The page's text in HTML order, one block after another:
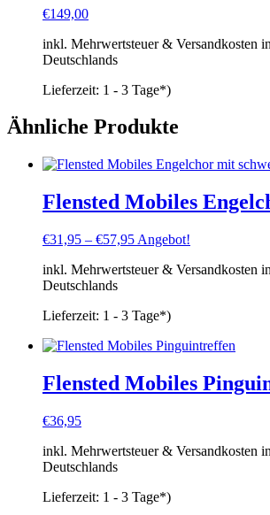
€149,00
inkl. Mehrwertsteuer & Versandkosten
Deutschlands
Lieferzeit: 1 - 3 Tage*)
Ähnliche Produkte
Flensted Mobiles
€31,95 – €57,95 Angebot!
inkl. Mehrwertsteuer & Versandkosten
Deutschlands
Lieferzeit: 1 - 3 Tage*)
Flensted Mobiles
€36,95
inkl. Mehrwertsteuer & Versandkosten
Deutschlands
Lieferzeit: 1 - 3 Tage*)